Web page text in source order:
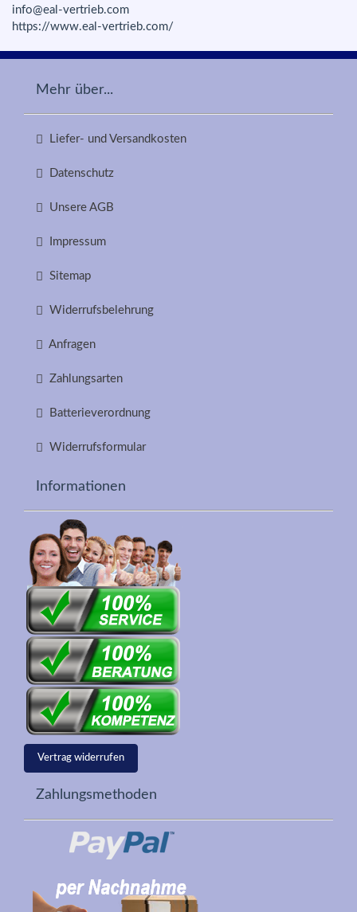
info@eal-vertrieb.com
https://www.eal-vertrieb.com/
Mehr über...
Liefer- und Versandkosten
Datenschutz
Unsere AGB
Impressum
Sitemap
Widerrufsbelehrung
Anfragen
Zahlungsarten
Batterieverordnung
Widerrufsformular
Informationen
Vertrag widerrufen
Zahlungsmethoden